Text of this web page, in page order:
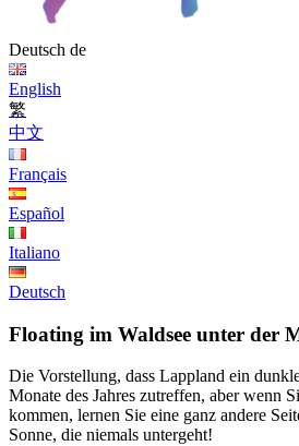
Deutsch de
English
繁
中文
Français
Español
Italiano
Deutsch
Floating im Waldsee unter der
Die Vorstellung, dass Lappland ein
Monate des Jahres zutreffen, aber wenn
kommen, lernen Sie eine ganz andere
Sonne, die niemals untergeht!